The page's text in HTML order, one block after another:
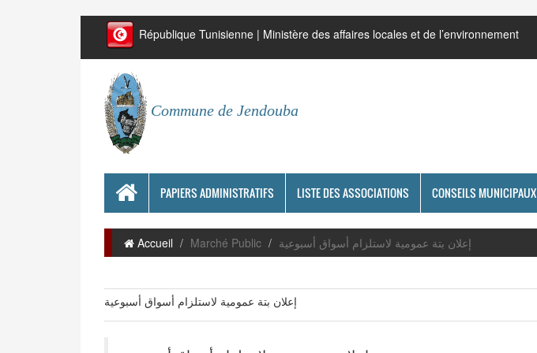
République Tunisienne | Ministère des affaires locales et de l’environnement
Commune de Jendouba
PAPIERS ADMINISTRATIFS LISTE DES ASSOCIATIONS CONSEILS MUNICIPAUX
Accueil Marché Public إعلان بتة عمومية لاستلزام أسواق أسبوعية
إعلان بتة عمومية لاستلزام أسواق أسبوعية